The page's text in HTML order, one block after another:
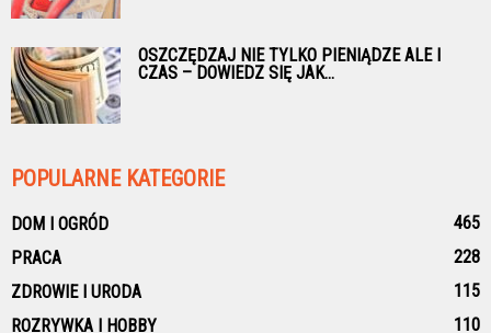
OSZCZĘDZAJ NIE TYLKO PIENIĄDZE ALE I
CZAS – DOWIEDZ SIĘ JAK...
POPULARNE KATEGORIE
DOM I OGRÓD
465
PRACA
228
ZDROWIE I URODA
115
ROZRYWKA I HOBBY
110